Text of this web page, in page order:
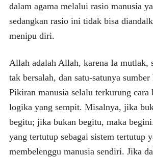
dalam agama melalui rasio manusia
sedangkan rasio ini tidak bisa
menipu diri.
Allah adalah Allah, karena Ia mutlak,
tak bersalah, dan satu-satunya sumber
Pikiran manusia selalu terkurung
logika yang sempit. Misalnya, jika
begitu; jika bukan begitu, maka
yang tertutup sebagai sistem tertutup
membelenggu manusia sendiri. Jika